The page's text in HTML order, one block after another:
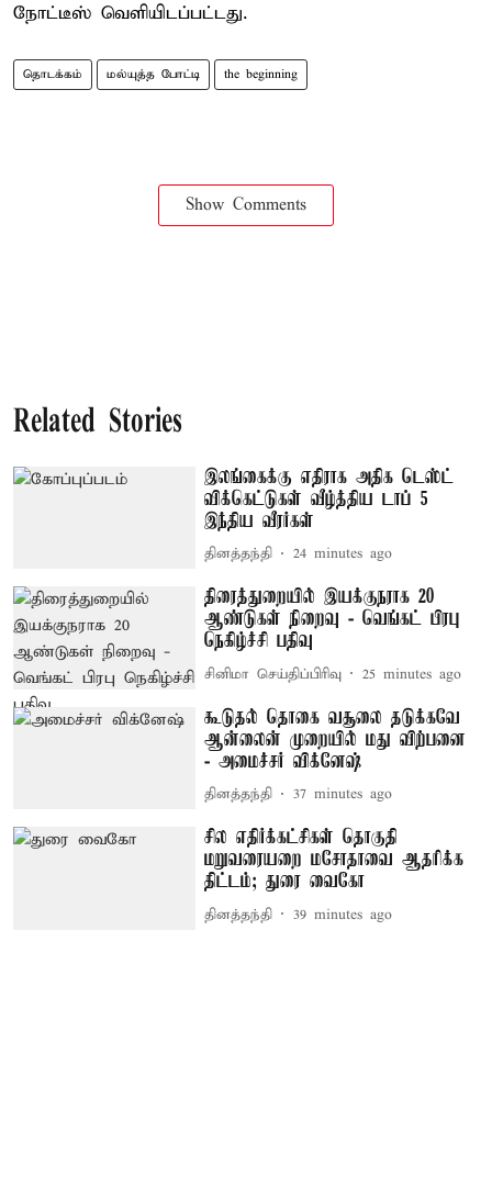
நோட்டீஸ் வெளியிடப்பட்டது.
தொடக்கம் மல்யுத்த போட்டி the beginning
Show Comments
Related Stories
இலங்கைக்கு எதிராக அதிக டெஸ்ட்
விக்கெட்டுகள் வீழ்த்திய டாப் 5
இந்திய வீரர்கள்
தினத்தந்தி 24 minutes ago
திரைத்துறையில் இயக்குநராக 20
ஆண்டுகள் நிறைவு - வெங்கட் பிரபு
நெகிழ்ச்சி பதிவு
சினிமா செய்திப்பிரிவு 25 minutes ago
கூடுதல் தொகை வசூலை தடுக்கவே
ஆன்லைன் முறையில் மது விற்பனை
- அமைச்சர் விக்னேஷ்
தினத்தந்தி 37 minutes ago
சில எதிர்க்கட்சிகள் தொகுதி
மறுவரையறை மசோதாவை ஆதரிக்க
திட்டம்; துரை வைகோ
தினத்தந்தி 39 minutes ago